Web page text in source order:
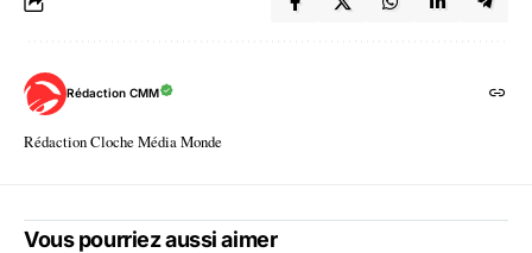
Rédaction CMM
Rédaction Cloche Média Monde
Vous pourriez aussi aimer